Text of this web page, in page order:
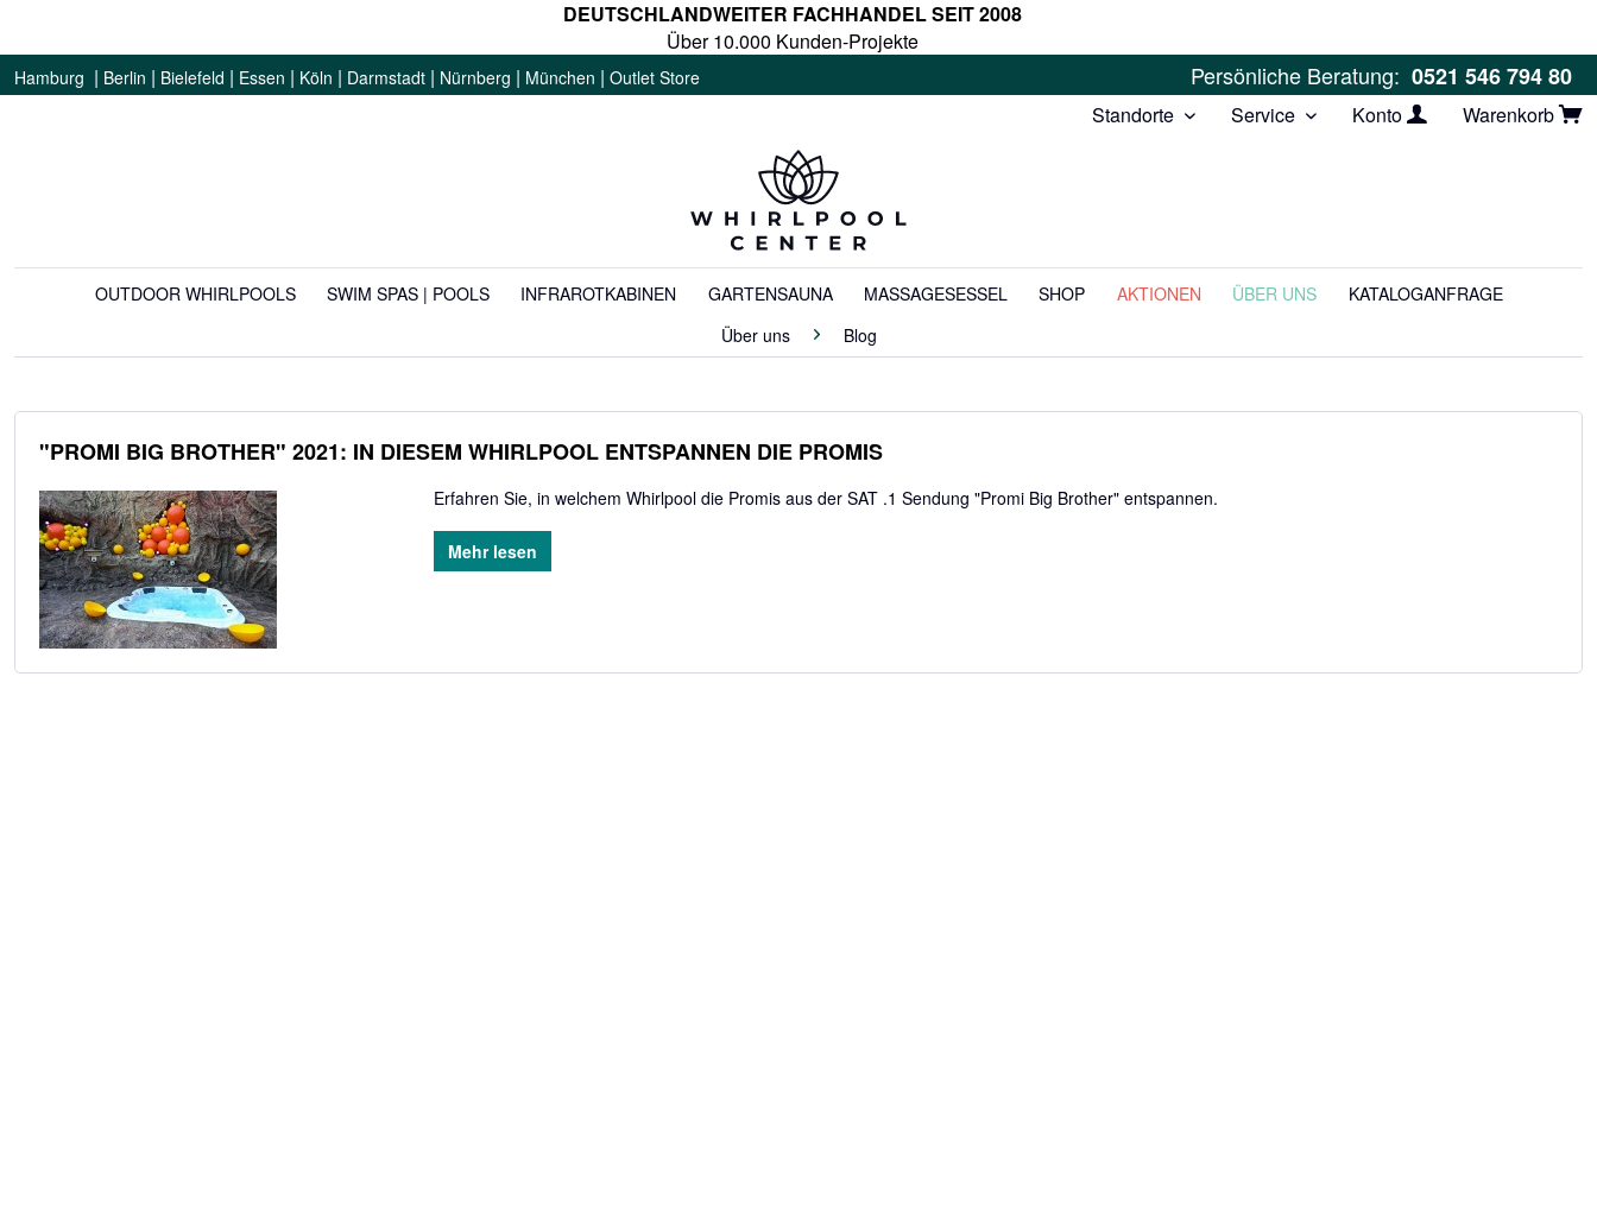
DEUTSCHLANDWEITER FACHHANDEL SEIT 2008
Über 10.000 Kunden-Projekte
Hamburg | Berlin | Bielefeld | Essen | Köln | Darmstadt | Nürnberg | München | Outlet Store Persönliche Beratung: 0521 546 794 80
Standorte Service Konto Warenkorb
OUTDOOR WHIRLPOOLS SWIM SPAS | POOLS INFRAROTKABINEN GARTENSAUNA MASSAGESESSEL SHOP AKTIONEN ÜBER UNS
KATALOGANFRAGE
Über uns
Blog
"PROMI BIG BROTHER" 2021: IN DIESEM WHIRLPOOL ENTSPANNEN DIE PROMIS
Erfahren Sie, in welchem Whirlpool die Promis aus der SAT .1 Sendung "Promi Big Brother" entspannen.
Mehr lesen